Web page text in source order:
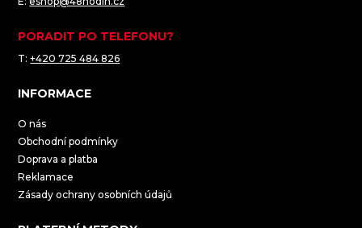
PORADIT PO TELEFONU?
T:+420 725 484 826
INFORMACE
O nás
Obchodní podmínky
Doprava a platba
Reklamace
Zásady ochrany osobních údajů